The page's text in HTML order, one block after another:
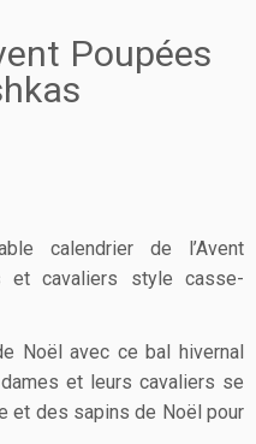
Poupées
calendrier de l’Avent
et cavaliers style casse-
Noël avec ce bal hivernal
et leurs cavaliers se
et des sapins de Noël pour